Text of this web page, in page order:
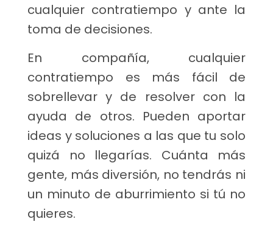
cualquier contratiempo y ante la
toma de decisiones.
En compañía, cualquier
contratiempo es más fácil de
sobrellevar y de resolver con la
ayuda de otros. Pueden aportar
ideas y soluciones a las que tu solo
quizá no llegarías. Cuánta más
gente, más diversión, no tendrás ni
un minuto de aburrimiento si tú no
quieres.